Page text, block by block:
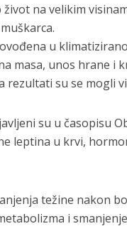
na velikim
u
masa, unos hrane i
rezultati su se mogli
su u časopisu
leptina u krvi,
težine nakon
i